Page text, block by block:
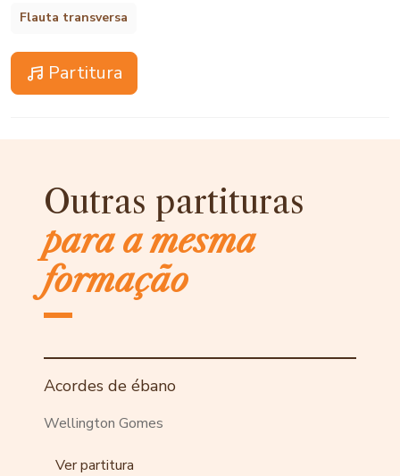
Flauta transversa
Partitura
Outras partituras
para a mesma
formação
Acordes de ébano
Wellington Gomes
Ver partitura